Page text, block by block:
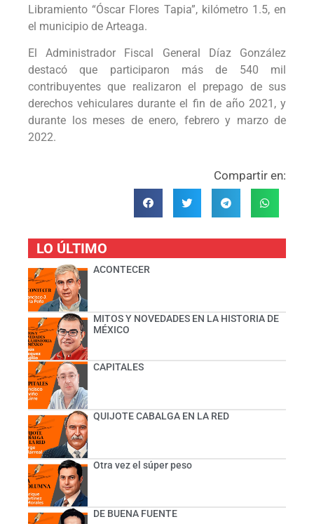
Libramiento “Óscar Flores Tapia”, kilómetro 1.5, en
el municipio de Arteaga.
El Administrador Fiscal General Díaz González
destacó que participaron más de 540 mil
contribuyentes que realizaron el prepago de sus
derechos vehiculares durante el fin de año 2021, y
durante los meses de enero, febrero y marzo de
2022.
Compartir en:
LO ÚLTIMO
ACONTECER
MITOS Y NOVEDADES EN LA HISTORIA DE
MÉXICO
CAPITALES
QUIJOTE CABALGA EN LA RED
Otra vez el súper peso
DE BUENA FUENTE